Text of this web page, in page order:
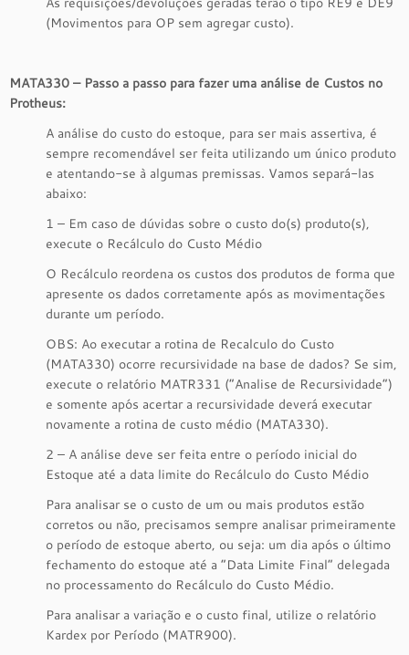
(Movimentos para OP sem agregar custo).
MATA330 – Passo a passo para fazer uma análise de Custos no
Protheus:
A análise do custo do estoque, para ser mais assertiva, é
sempre recomendável ser feita utilizando um único produto
e atentando-se à algumas premissas. Vamos separá-las
abaixo:
1 – Em caso de dúvidas sobre o custo do(s) produto(s),
execute o Recálculo do Custo Médio
O Recálculo reordena os custos dos produtos de forma que
apresente os dados corretamente após as movimentações
durante um período.
OBS: Ao executar a rotina de Recalculo do Custo
(MATA330) ocorre recursividade na base de dados? Se sim,
execute o relatório MATR331 (“Analise de Recursividade”)
e somente após acertar a recursividade deverá executar
novamente a rotina de custo médio (MATA330).
2 – A análise deve ser feita entre o período inicial do
Estoque até a data limite do Recálculo do Custo Médio
Para analisar se o custo de um ou mais produtos estão
corretos ou não, precisamos sempre analisar primeiramente
o período de estoque aberto, ou seja: um dia após o último
fechamento do estoque até a “Data Limite Final” delegada
no processamento do Recálculo do Custo Médio.
Para analisar a variação e o custo final, utilize o relatório
Kardex por Período (MATR900).